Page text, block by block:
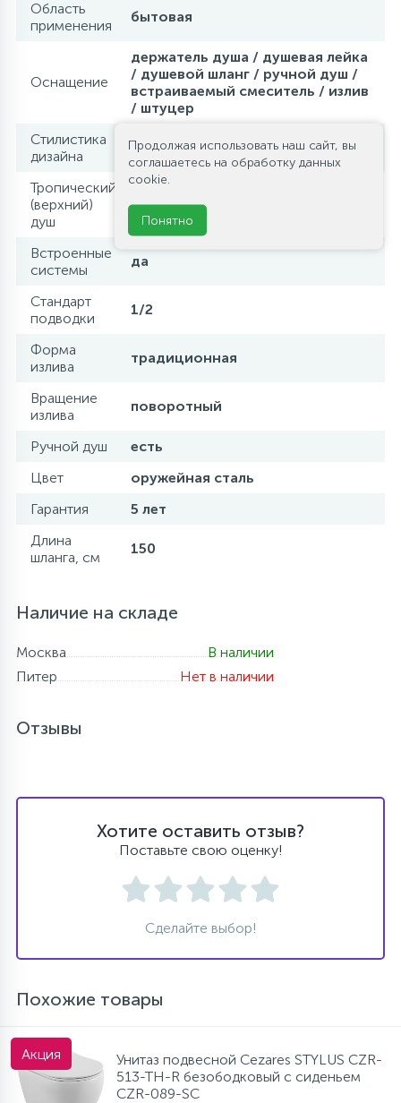
Область
применения
бытовая
Оснащение
держатель душа / душевая лейка
/ душевой шланг / ручной душ /
встраиваемый смеситель / излив
/ штуцер
Стилистика
дизайна
hi-tech
Тропический
(верхний)
душ
есть
Встроенные
системы
да
Стандарт
подводки
1/2
Форма
излива
традиционная
Вращение
излива
поворотный
Ручной душ
есть
Цвет
оружейная сталь
Гарантия
5 лет
Длина
шланга, см
150
Наличие на складе
Москва
В наличии
Питер
Нет в наличии
Отзывы
Хотите оставить отзыв?
Поставьте свою оценку!
Сделайте выбор!
Похожие товары
Акция
Унитаз подвесной Cezares STYLUS CZR-
513-TH-R безободковый с сиденьем
CZR-089-SC
Продолжая использовать наш сайт, вы
соглашаетесь на обработку данных
cookie.
Понятно